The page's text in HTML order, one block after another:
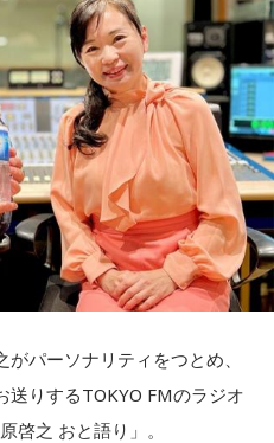
パーソナリティをつとめ、
りするTOKYO FMのラジオ
啓之 おと語り」。